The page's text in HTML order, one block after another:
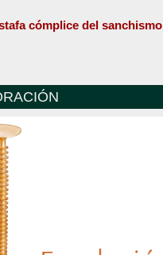
cómplice del sanchismo